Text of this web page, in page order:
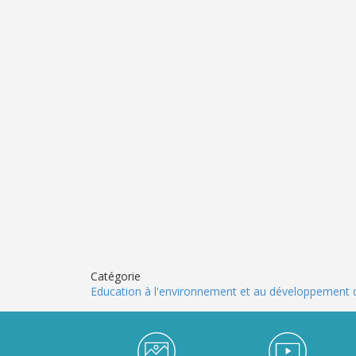
Catégorie
Education à l'environnement et au développement
Médiathèque Footer